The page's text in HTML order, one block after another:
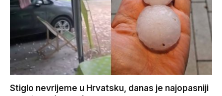
Stiglo nevrijeme u Hrvatsku, danas je najopasniji